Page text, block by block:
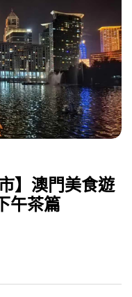
】澳門美食遊
午茶篇